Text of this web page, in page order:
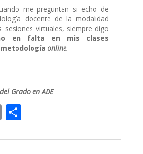
me preguntan si echo de
docente de la modalidad
sesiones virtuales, siempre digo
en falta en mis clases
online.
Grado en ADE
E
ai m